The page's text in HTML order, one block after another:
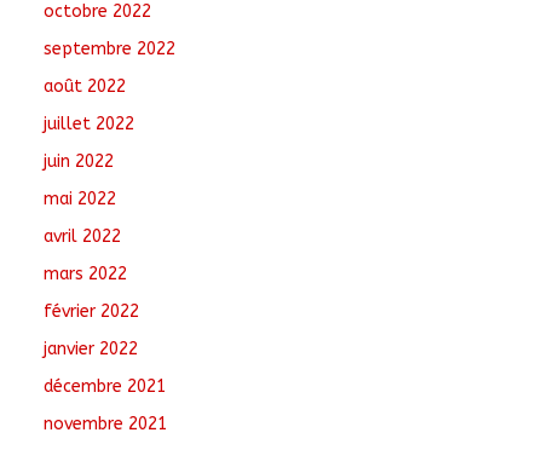
octobre 2022
septembre 2022
août 2022
juillet 2022
juin 2022
mai 2022
avril 2022
mars 2022
février 2022
janvier 2022
décembre 2021
novembre 2021